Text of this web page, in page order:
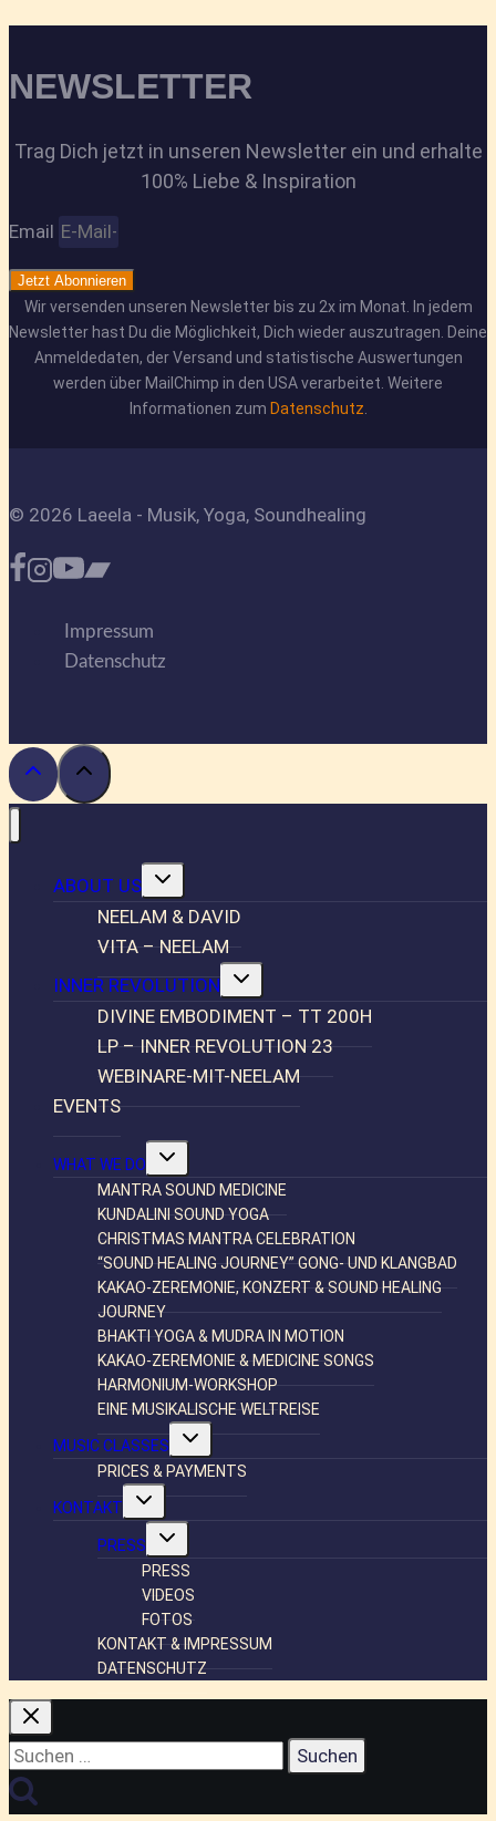
NEWSLETTER
Trag Dich jetzt in unseren Newsletter ein und erhalte
100% Liebe & Inspiration
Email
Jetzt Abonnieren
Wir versenden unseren Newsletter bis zu 2x im Monat. In jedem
Newsletter hast Du die Möglichkeit, Dich wieder auszutragen. Deine
Anmeldedaten, der Versand und statistische Auswertungen
werden über MailChimp in den USA verarbeitet. Weitere
Informationen zum Datenschutz.
© 2026 Laeela - Musik, Yoga, Soundhealing
Impressum
Datenschutz
ABOUT US
Untermenü
NEELAM & DAVID
VITA – NEELAM
INNER REVOLUTION
Untermenü
DIVINE EMBODIMENT – TT 200H
LP – INNER REVOLUTION 23
WEBINARE-MIT-NEELAM
EVENTS
WHAT WE DO
Untermenü
MANTRA SOUND MEDICINE
KUNDALINI SOUND YOGA
CHRISTMAS MANTRA CELEBRATION
“SOUND HEALING JOURNEY” GONG- UND KLANGBAD
KAKAO-ZEREMONIE, KONZERT & SOUND HEALING
JOURNEY
BHAKTI YOGA & MUDRA IN MOTION
KAKAO-ZEREMONIE & MEDICINE SONGS
HARMONIUM-WORKSHOP
EINE MUSIKALISCHE WELTREISE
MUSIC CLASSES
Untermenü
PRICES & PAYMENTS
KONTAKT
Untermenü
PRESS
Untermenü
PRESS
VIDEOS
FOTOS
KONTAKT & IMPRESSUM
DATENSCHUTZ
Suchen
nach: